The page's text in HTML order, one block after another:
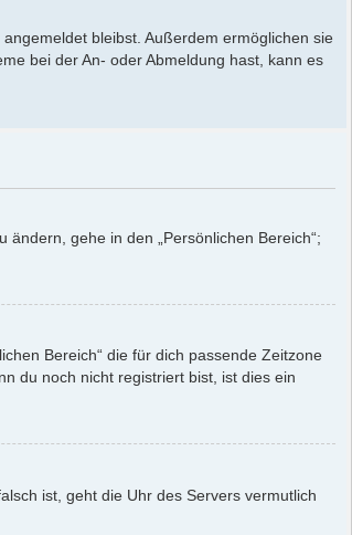
bleibst. Außerdem ermöglichen sie
bei der An- oder Abmeldung hast, kann es
gehe in den „Persönlichen Bereich“;
Bereich“ die für dich passende Zeitzone
du noch nicht registriert bist, ist dies ein
ist, geht die Uhr des Servers vermutlich